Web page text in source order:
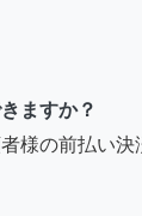
ますか？
様の前払い決